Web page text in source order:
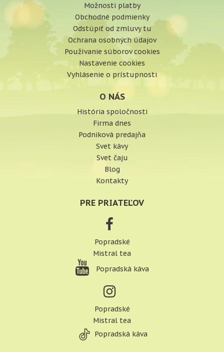
Možnosti platby
Obchodné podmienky
Odstúpiť od zmluvy tu
Ochrana osobných údajov
Používanie súborov cookies
Nastavenie cookies
Vyhlásenie o prístupnosti
O NÁS
História spoločnosti
Firma dnes
Podniková predajňa
Svet kávy
Svet čaju
Blog
Kontakty
PRE PRIATEĽOV
Popradské
Mistral tea
Popradská káva
Popradské
Mistral tea
Popradská káva